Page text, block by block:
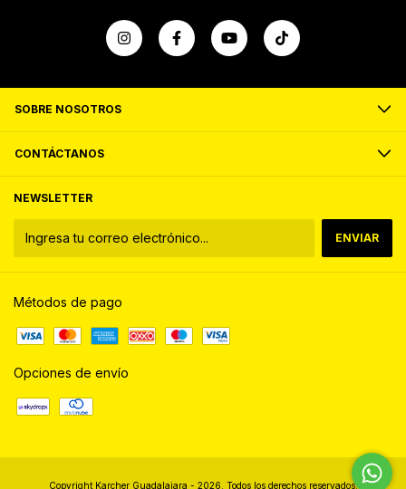
SOBRE NOSOTROS
CONTÁCTANOS
NEWSLETTER
Métodos de pago
Opciones de envío
Copyright Karcher Guadalajara - 2026. Todos los derechos reservados.